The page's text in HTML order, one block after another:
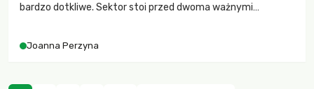
bardzo dotkliwe. Sektor stoi przed dwoma ważnymi
zachodzących zmian klimatycznych. Wymagać to będzie
Joanna Perzyna